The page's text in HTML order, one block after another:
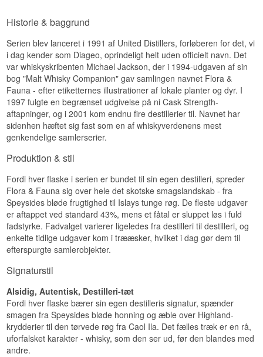
Historie & baggrund
Serien blev lanceret i 1991 af United Distillers, forløberen for det, vi
i dag kender som Diageo, oprindeligt helt uden officielt navn. Det
var whiskyskribenten Michael Jackson, der i 1994-udgaven af sin
bog "Malt Whisky Companion" gav samlingen navnet Flora &
Fauna - efter etiketternes illustrationer af lokale planter og dyr. I
1997 fulgte en begrænset udgivelse på ni Cask Strength-
aftapninger, og i 2001 kom endnu fire destillerier til. Navnet har
sidenhen hæftet sig fast som en af whiskyverdenens mest
genkendelige samlerserier.
Produktion & stil
Fordi hver flaske i serien er bundet til sin egen destilleri, spreder
Flora & Fauna sig over hele det skotske smagslandskab - fra
Speysides bløde frugtighed til Islays tunge røg. De fleste udgaver
er aftappet ved standard 43%, mens et fåtal er sluppet løs i fuld
fadstyrke. Fadvalget varierer ligeledes fra destilleri til destilleri, og
enkelte tidlige udgaver kom i trææsker, hvilket i dag gør dem til
efterspurgte samlerobjekter.
Signaturstil
Alsidig, Autentisk, Destilleri-tæt
Fordi hver flaske bærer sin egen destilleris signatur, spænder
smagen fra Speysides bløde honning og æble over Highland-
krydderier til den tørvede røg fra Caol Ila. Det fælles træk er en rå,
uforfalsket karakter - whisky, som den ser ud, før den blandes med
andre.